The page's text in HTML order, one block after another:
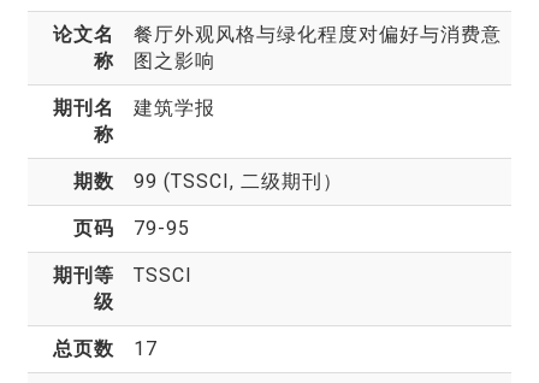
论文名
称
餐厅外观风格与绿化程度对偏好与消费意
图之影响
期刊名
称
建筑学报
期数 99 (TSSCI, 二级期刊）
页码 79-95
期刊等
级
TSSCI
总页数 17